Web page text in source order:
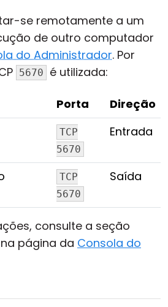
se remotamente a um
de outro computador
do Administrador. Por
5670 é utilizada:
Porta
Direção
TCP
5670
Entrada
TCP
5670
Saída
consulte a seção
na página da Consola do